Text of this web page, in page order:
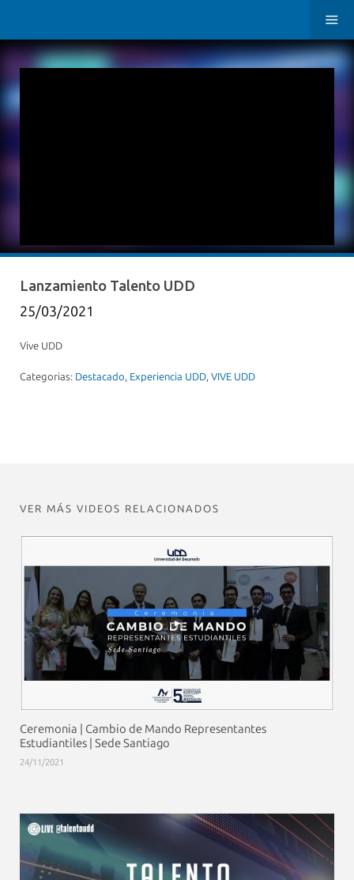
Lanzamiento Talento UDD
25/03/2021
Vive UDD
Categorias: Destacado, Experiencia UDD, VIVE UDD
VER MÁS VIDEOS RELACIONADOS
Ceremonia | Cambio de Mando Representantes
Estudiantiles | Sede Santiago
24/11/2021